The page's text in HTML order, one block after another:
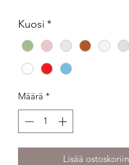
Kuosi *
Määrä *
Lisää ostoskoriin